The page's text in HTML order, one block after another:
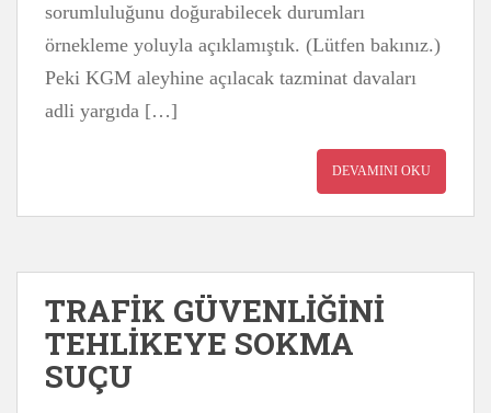
sorumluluğunu doğurabilecek durumları
örnekleme yoluyla açıklamıştık. (Lütfen bakınız.)
Peki KGM aleyhine açılacak tazminat davaları
adli yargıda […]
DEVAMINI OKU
TRAFİK GÜVENLİĞİNİ
TEHLİKEYE SOKMA
SUÇU